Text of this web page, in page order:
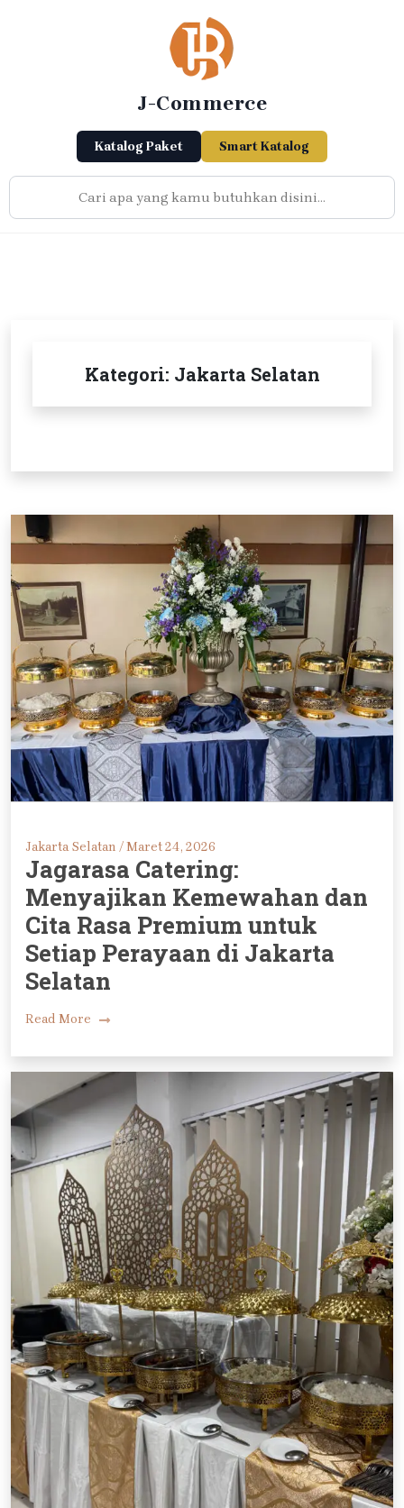
J-Commerce
Katalog Paket Smart Katalog
Kategori: Jakarta Selatan
Jakarta Selatan /Maret 24, 2026
Jagarasa Catering:
Menyajikan Kemewahan dan
Cita Rasa Premium untuk
Setiap Perayaan di Jakarta
Selatan
Read More